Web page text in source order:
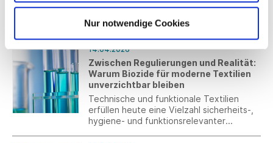
Nur notwendige Cookies
der Textilpflegesymbole erstellt, die Sie
in Deutsch und Englisch in unserem
14.04.2026
Zwischen Regulierungen und Realität:
Warum Biozide für moderne Textilien
unverzichtbar bleiben
Technische und funktionale Textilien
erfüllen heute eine Vielzahl sicherheits-,
hygiene- und funktionsrelevanter